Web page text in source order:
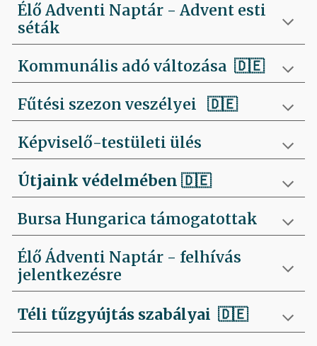
Élő Adventi Naptár - Advent esti
séták
Kommunális adó változása 🇩🇪
Fűtési szezon veszélyei 🇩🇪
Képviselő-testületi ülés
Útjaink védelmében🇩🇪
Bursa Hungarica támogatottak
Élő Ádventi Naptár - felhívás
jelentkezésre
Téli tűzgyújtás szabályai 🇩🇪